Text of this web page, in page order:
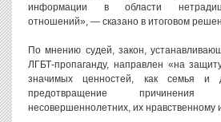
информации в области
отношений», — сказано в итоговом
По мнению судей, закон,
ЛГБТ-пропаганду, направлен «на
значимых ценностей, как семья и
предотвращение
несовершеннолетних, их нравственному